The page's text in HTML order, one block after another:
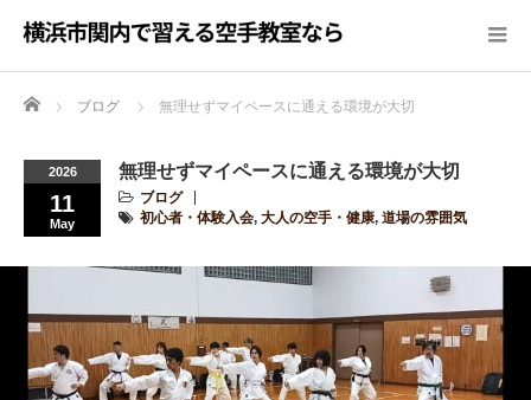
Home ブログ 無理せずマイペースに通える環境が大切
2026
11
May
無理せずマイペースに通える環境が大切
ブログ
初心者・体験入会, 大人の空手・健康, 道場の雰囲気